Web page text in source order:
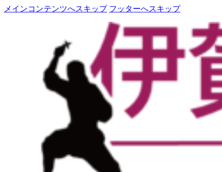
メインコンテンツへスキップ フッターへスキップ